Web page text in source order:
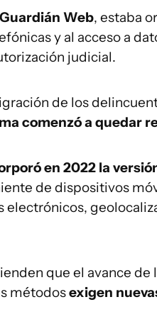
Guardián Web, estaba
y al acceso a
judicial.
de los
comenzó a quedar
en 2022 la
de dispositivos
electrónicos,
que el avance de
métodosexigen